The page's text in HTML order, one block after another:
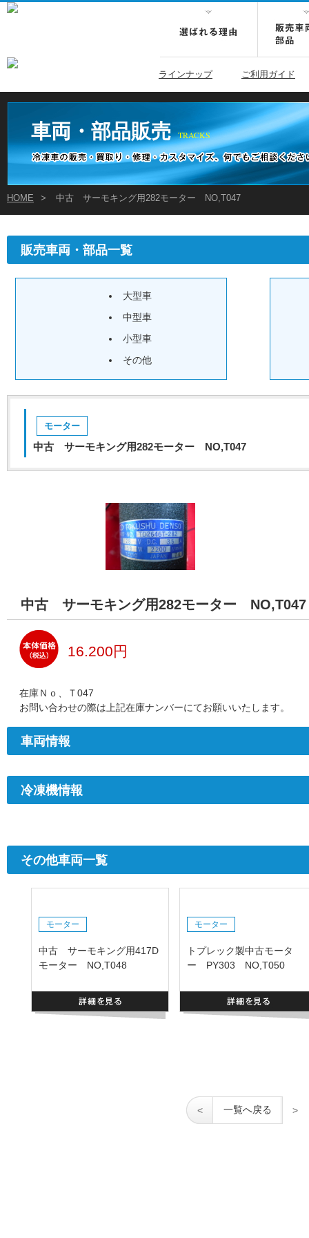
ラインナップ ご利用ガイド
車両・部品販売 TRACKS
HOME > 中古 サーモキング用282モーター NO,T047
販売車両・部品一覧
大型車
中型車
小型車
その他
モーター
中古 サーモキング用282モーター NO,T047
中古 サーモキング用282モーター NO,T047
16.200円
在庫Ｎｏ、Ｔ047
お問い合わせの際は上記在庫ナンバーにてお願いいたします。
車両情報
冷凍機情報
その他車両一覧
モーター
中古 サーモキング用417D
モーター NO,T048
モーター
トプレック製中古モータ
ー PY303 NO,T050
< 一覧へ戻る >